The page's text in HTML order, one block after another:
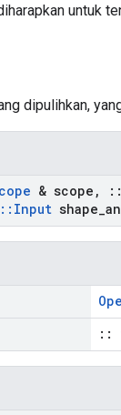
untuk
dipulihkan,
& scope , ::
:: Input shape
::